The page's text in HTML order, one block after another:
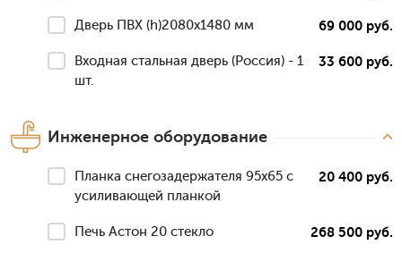
Дверь ПВХ (h)2080х1480 мм 69 000 руб.
Входная стальная дверь (Россия) - 1
шт.
33 600 руб.
Инженерное оборудование
Планка снегозадержателя 95х65 с
усиливающей планкой
20 400 руб.
Печь Астон 20 стекло 268 500 руб.